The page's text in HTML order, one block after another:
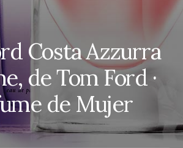
Costa Azzurra
de Tom Ford ·
de Mujer